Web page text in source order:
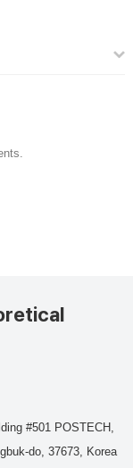
#501 POSTECH,
do, 37673, Korea